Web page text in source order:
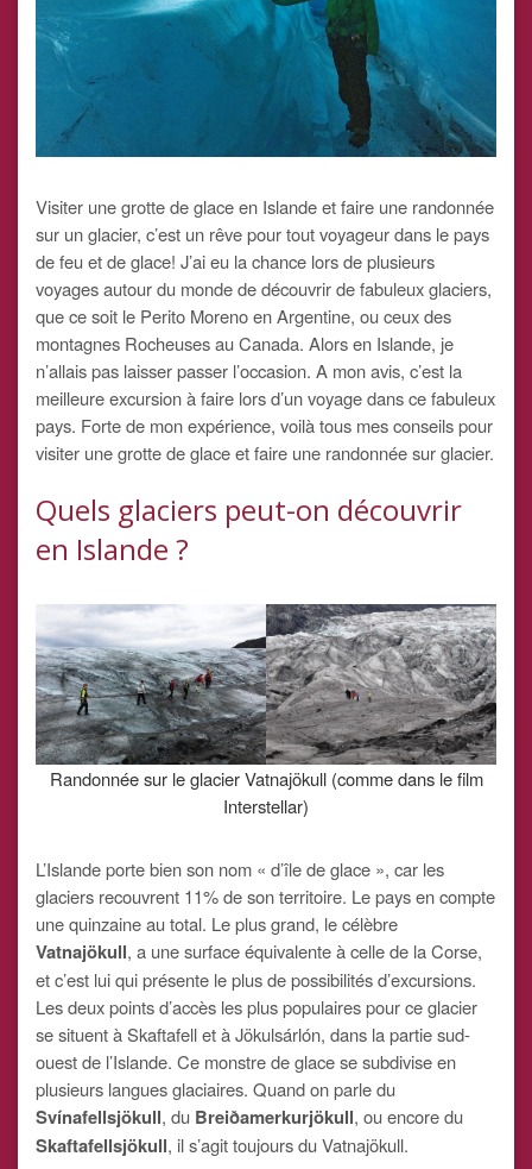
Visiter une grotte de glace en Islande et faire une randonnée
sur un glacier, c’est un rêve pour tout voyageur dans le pays
de feu et de glace! J’ai eu la chance lors de plusieurs
voyages autour du monde de découvrir de fabuleux glaciers,
que ce soit le Perito Moreno en Argentine, ou ceux des
montagnes Rocheuses au Canada. Alors en Islande, je
n’allais pas laisser passer l’occasion. A mon avis, c’est la
meilleure excursion à faire lors d’un voyage dans ce fabuleux
pays. Forte de mon expérience, voilà tous mes conseils pour
visiter une grotte de glace et faire une randonnée sur glacier.
Quels glaciers peut-on découvrir
en Islande ?
Randonnée sur le glacier Vatnajökull (comme dans le film
Interstellar)
L’Islande porte bien son nom « d’île de glace », car les
glaciers recouvrent 11% de son territoire. Le pays en compte
une quinzaine au total. Le plus grand, le célèbre
Vatnajökull, a une surface équivalente à celle de la Corse,
et c’est lui qui présente le plus de possibilités d’excursions.
Les deux points d’accès les plus populaires pour ce glacier
se situent à Skaftafell et à Jökulsárlón, dans la partie sud-
ouest de l’Islande. Ce monstre de glace se subdivise en
plusieurs langues glaciaires. Quand on parle du
Svínafellsjökull, du Breiðamerkurjökull, ou encore du
Skaftafellsjökull, il s’agit toujours du Vatnajökull.